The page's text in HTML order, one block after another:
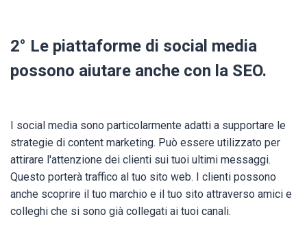
2° Le piattaforme di social media
possono aiutare anche con la SEO.
I social media sono particolarmente adatti a supportare le
strategie di content marketing. Può essere utilizzato per
attirare l'attenzione dei clienti sui tuoi ultimi messaggi.
Questo porterà traffico al tuo sito web. I clienti possono
anche scoprire il tuo marchio e il tuo sito attraverso amici e
colleghi che si sono già collegati ai tuoi canali.